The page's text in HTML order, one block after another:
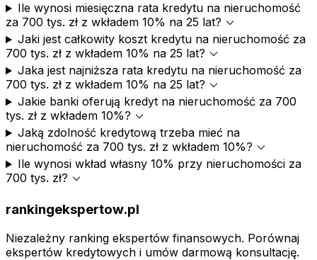
Ile wynosi miesięczna rata kredytu na nieruchomość
za 700 tys. zł z wkładem 10% na 25 lat? expand_more
Jaki jest całkowity koszt kredytu na nieruchomość za
700 tys. zł z wkładem 10% na 25 lat? expand_more
Jaka jest najniższa rata kredytu na nieruchomość za
700 tys. zł z wkładem 10% na 25 lat? expand_more
Jakie banki oferują kredyt na nieruchomość za 700
tys. zł z wkładem 10%? expand_more
Jaką zdolność kredytową trzeba mieć na
nieruchomość za 700 tys. zł z wkładem 10%? expand_more
Ile wynosi wkład własny 10% przy nieruchomości za
700 tys. zł? expand_more
rankingekspertow.pl
Niezależny ranking ekspertów finansowych. Porównaj
ekspertów kredytowych i umów darmową konsultację.